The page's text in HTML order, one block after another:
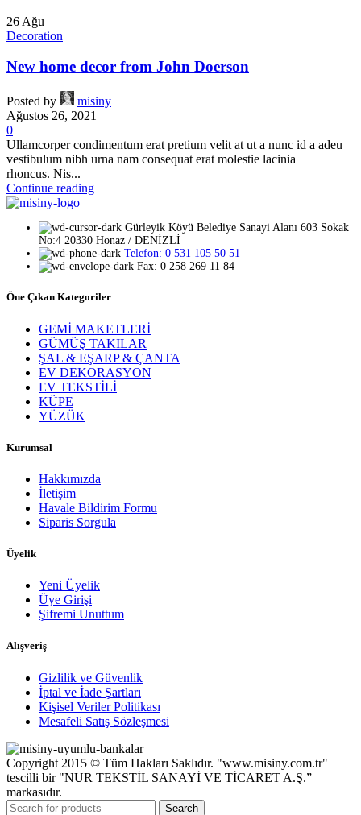
26 Ağu
Decoration
New home decor from John Doerson
Posted by
misiny
Ağustos 26, 2021
0
Ullamcorper condimentum erat pretium velit at ut a nunc id a adeu
vestibulum nibh urna nam consequat erat molestie lacinia
rhoncus. Nis...
Continue reading
Gürleyik Köyü Belediye Sanayi Alanı 603 Sokak
No:4 20330 Honaz / DENİZLİ
Telefon: 0 531 105 50 51
Fax: 0 258 269 11 84
Öne Çıkan Kategoriler
GEMİ MAKETLERİ
GÜMÜŞ TAKILAR
ŞAL & EŞARP & ÇANTA
EV DEKORASYON
EV TEKSTİLİ
KÜPE
YÜZÜK
Kurumsal
Hakkımızda
İletişim
Havale Bildirim Formu
Siparis Sorgula
Üyelik
Yeni Üyelik
Üye Girişi
Şifremi Unuttum
Alışveriş
Gizlilik ve Güvenlik
İptal ve İade Şartları
Kişisel Veriler Politikası
Mesafeli Satış Sözleşmesi
Copyright 2015 © Tüm Hakları Saklıdır. "www.misiny.com.tr"
tescilli bir "NUR TEKSTİL SANAYİ VE TİCARET A.Ş.”
markasıdır.
Search